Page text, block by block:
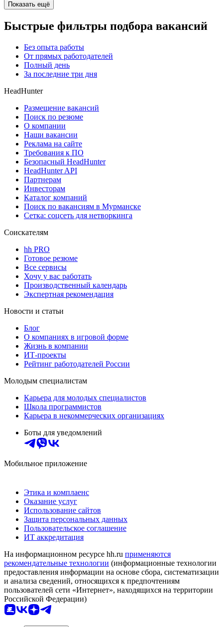
Показать ещё
Быстрые фильтры подбора вакансий
Без опыта работы
От прямых работодателей
Полный день
За последние три дня
HeadHunter
Размещение вакансий
Поиск по резюме
О компании
Наши вакансии
Реклама на сайте
Требования к ПО
Безопасный HeadHunter
HeadHunter API
Партнерам
Инвесторам
Каталог компаний
Поиск по вакансиям в Мурманске
Сетка: соцсеть для нетворкинга
Соискателям
hh PRO
Готовое резюме
Все сервисы
Хочу у вас работать
Производственный календарь
Экспертная рекомендация
Новости и статьи
Блог
О компаниях в игровой форме
Жизнь в компании
ИТ-проекты
Рейтинг работодателей России
Молодым специалистам
Карьера для молодых специалистов
Школа программистов
Карьера в некоммерческих организациях
Боты для уведомлений
Мобильное приложение
Этика и комплаенс
Оказание услуг
Использование сайтов
Защита персональных данных
Пользовательское соглашение
ИТ аккредитация
На информационном ресурсе hh.ru применяются
рекомендательные технологии (информационные технологии
предоставления информации на основе сбора, систематизации
и анализа сведений, относящихся к предпочтениям
пользователей сети «Интернет», находящихся на территории
Российской Федерации)